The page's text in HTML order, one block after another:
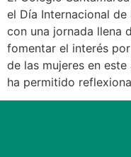
el Día Internacional
con una jornada llena
fomentar el interés
de las mujeres en
ha permitido